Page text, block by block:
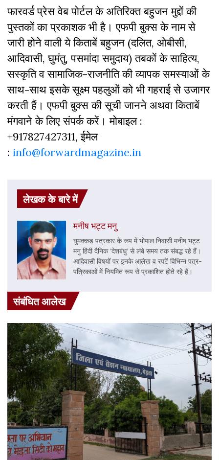
फारवर्ड प्रेस वेब पोर्टल के अतिरिक्‍त बहुजन मुद्दों की
पुस्‍तकों का प्रकाशक भी है। एफपी बुक्‍स के नाम से
जारी होने वाली ये किताबें बहुजन (दलित, ओबीसी,
आदिवासी, घुमंतु, पसमांदा समुदाय) तबकों के साहित्‍य,
सस्‍क‍ृति व सामाजिक-राजनीति की व्‍यापक समस्‍याओं के
साथ-साथ इसके सूक्ष्म पहलुओं को भी गहराई से उजागर
करती हैं। एफपी बुक्‍स की सूची जानने अथवा किताबें
मंगवाने के लिए संपर्क करें। मोबाइल :
+917827427311, ईमेल
: info@forwardmagazine.in
लेखक के बारे में
मनीष भट्ट मनु
घुमक्कड़ पत्रकार के रूप में भोपाल निवासी मनीष भट्ट
मनु हिंदी दैनिक ‘देशबंधु’ से लंबे समय तक संबद्ध रहे हैं।
आदिवासी विषयों पर इनके आलेख व रपटें विभिन्न पत्र-
पत्रिकाओं में नियमित रूप से प्रकाशित होते रहे हैं।
संबंधित आलेख